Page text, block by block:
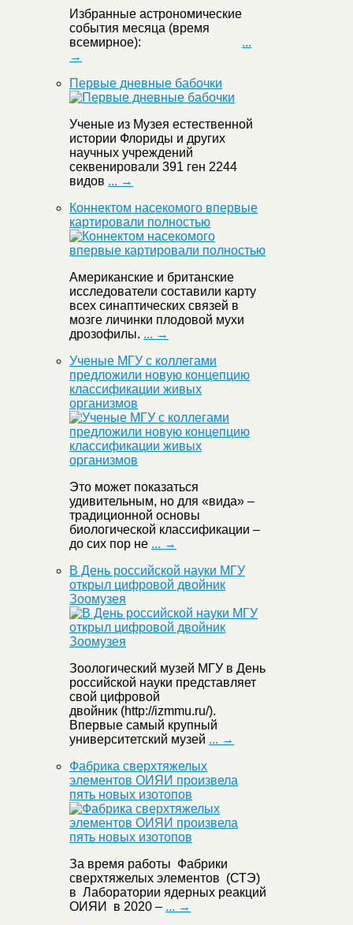
Избранные астрономические
события месяца (время
всемирное): ...
→
Первые дневные бабочки
Ученые из Музея естественной
истории Флориды и других
научных учреждений
секвенировали 391 ген 2244
видов ... →
Коннектом насекомого впервые
картировали полностью
Американские и британские
исследователи составили карту
всех синаптических связей в
мозге личинки плодовой мухи
дрозофилы. ... →
Ученые МГУ с коллегами
предложили новую концепцию
классификации живых
организмов
Это может показаться
удивительным, но для «вида» –
традиционной основы
биологической классификации –
до сих пор не ... →
В День российской науки МГУ
открыл цифровой двойник
Зоомузея
Зоологический музей МГУ в День
российской науки представляет
свой цифровой
двойник (http://izmmu.ru/).
Впервые самый крупный
университетский музей ... →
Фабрика сверхтяжелых
элементов ОИЯИ произвела
пять новых изотопов
За время работы Фабрики
сверхтяжелых элементов (СТЭ)
в Лаборатории ядерных реакций
ОИЯИ в 2020 – ... →